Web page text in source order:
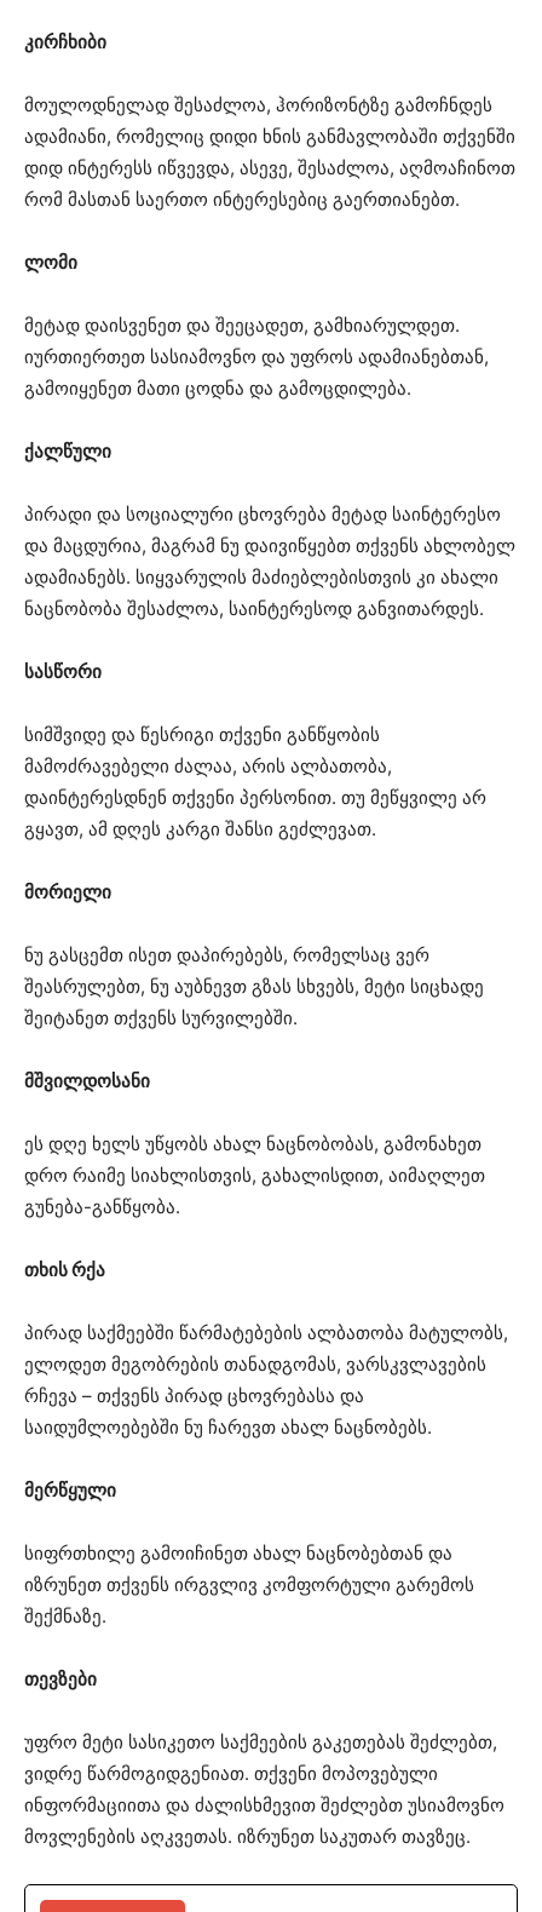
კირჩხიბი
მოულოდნელად შესაძლოა, ჰორიზონტზე გამოჩნდეს
ადამიანი, რომელიც დიდი ხნის განმავლობაში თქვენში
დიდ ინტერესს იწვევდა, ასევე, შესაძლოა, აღმოაჩინოთ
რომ მასთან საერთო ინტერესებიც გაერთიანებთ.
ლომი
მეტად დაისვენეთ და შეეცადეთ, გამხიარულდეთ.
იურთიერთეთ სასიამოვნო და უფროს ადამიანებთან,
გამოიყენეთ მათი ცოდნა და გამოცდილება.
ქალწული
პირადი და სოციალური ცხოვრება მეტად საინტერესო
და მაცდურია, მაგრამ ნუ დაივიწყებთ თქვენს ახლობელ
ადამიანებს. სიყვარულის მაძიებლებისთვის კი ახალი
ნაცნობობა შესაძლოა, საინტერესოდ განვითარდეს.
სასწორი
სიმშვიდე და წესრიგი თქვენი განწყობის
მამოძრავებელი ძალაა, არის ალბათობა,
დაინტერესდნენ თქვენი პერსონით. თუ მეწყვილე არ
გყავთ, ამ დღეს კარგი შანსი გეძლევათ.
მორიელი
ნუ გასცემთ ისეთ დაპირებებს, რომელსაც ვერ
შეასრულებთ, ნუ აუბნევთ გზას სხვებს, მეტი სიცხადე
შეიტანეთ თქვენს სურვილებში.
მშვილდოსანი
ეს დღე ხელს უწყობს ახალ ნაცნობობას, გამონახეთ
დრო რაიმე სიახლისთვის, გახალისდით, აიმაღლეთ
გუნება-განწყობა.
თხის რქა
პირად საქმეებში წარმატებების ალბათობა მატულობს,
ელოდეთ მეგობრების თანადგომას, ვარსკვლავების
რჩევა – თქვენს პირად ცხოვრებასა და
საიდუმლოებებში ნუ ჩარევთ ახალ ნაცნობებს.
მერწყული
სიფრთხილე გამოიჩინეთ ახალ ნაცნობებთან და
იზრუნეთ თქვენს ირგვლივ კომფორტული გარემოს
შექმნაზე.
თევზები
უფრო მეტი სასიკეთო საქმეების გაკეთებას შეძლებთ,
ვიდრე წარმოგიდგენიათ. თქვენი მოპოვებული
ინფორმაციითა და ძალისხმევით შეძლებთ უსიამოვნო
მოვლენების აღკვეთას. იზრუნეთ საკუთარ თავზეც.